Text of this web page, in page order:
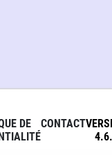
DE
CONTACT